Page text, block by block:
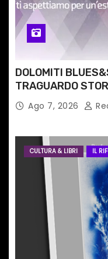
o
l
i
DOLOMITI
TRAGUARDO
TRA LE CIME
Ago 7, 2026
CULTURA & LIBRI IL